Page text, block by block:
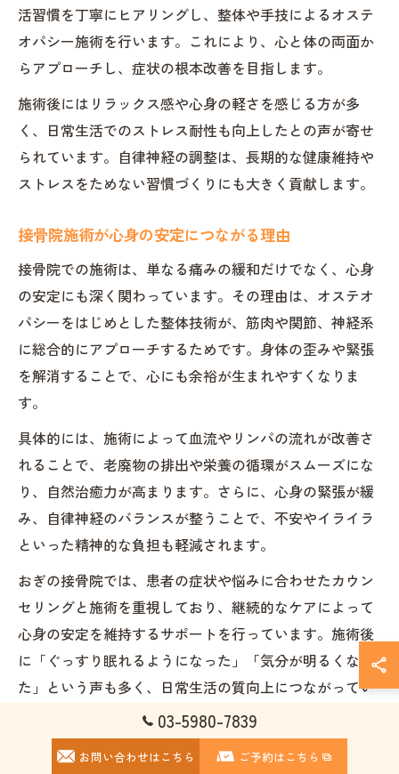
活習慣を丁寧にヒアリングし、整体や手技によるオステ
オパシー施術を行います。これにより、心と体の両面か
らアプローチし、症状の根本改善を目指します。
施術後にはリラックス感や心身の軽さを感じる方が多
く、日常生活でのストレス耐性も向上したとの声が寄せ
られています。自律神経の調整は、長期的な健康維持や
ストレスをためない習慣づくりにも大きく貢献します。
接骨院施術が心身の安定につながる理由
接骨院での施術は、単なる痛みの緩和だけでなく、心身
の安定にも深く関わっています。その理由は、オステオ
パシーをはじめとした整体技術が、筋肉や関節、神経系
に総合的にアプローチするためです。身体の歪みや緊張
を解消することで、心にも余裕が生まれやすくなりま
す。
具体的には、施術によって血流やリンパの流れが改善さ
れることで、老廃物の排出や栄養の循環がスムーズにな
り、自然治癒力が高まります。さらに、心身の緊張が緩
み、自律神経のバランスが整うことで、不安やイライラ
といった精神的な負担も軽減されます。
おぎの接骨院では、患者の症状や悩みに合わせたカウン
セリングと施術を重視しており、継続的なケアによって
心身の安定を維持するサポートを行っています。施術後
に「ぐっすり眠れるようになった」「気分が明るくなっ
た」という声も多く、日常生活の質向上につながってい
自律神経の乱れがもたらす症状と接骨院の対応
03-5980-7839
お問い合わせはこちら ご予約はこちら